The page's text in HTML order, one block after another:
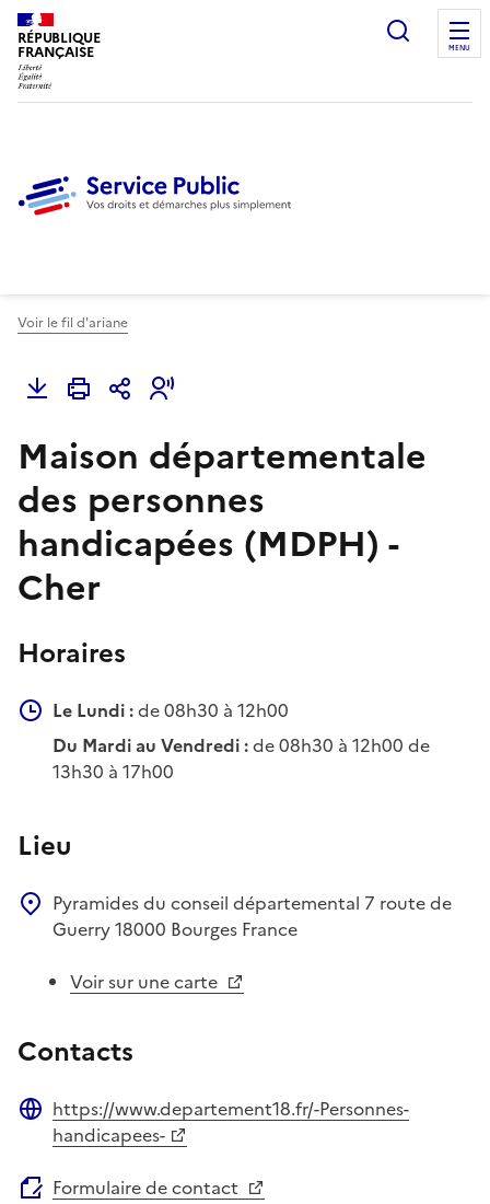
RÉPUBLIQUE
FRANÇAISE
Ouvrir
MENU
Voir le fil d'ariane
Maison départementale
des personnes
handicapées (MDPH) -
Cher
Horaires
Le Lundi :de 08h30 à 12h00
Du Mardi au Vendredi :de 08h30 à 12h00 de
13h30 à 17h00
Lieu
Pyramides du conseil départemental 7 route de
Guerry18000 Bourges France
Voir sur une carte
Contacts
Site web
https://www.departement18.fr/-Personnes-
handicapees-
Formulaire de contact